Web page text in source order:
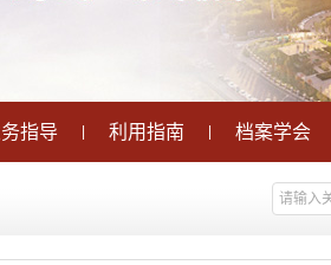
指导 利用指南 档案学会